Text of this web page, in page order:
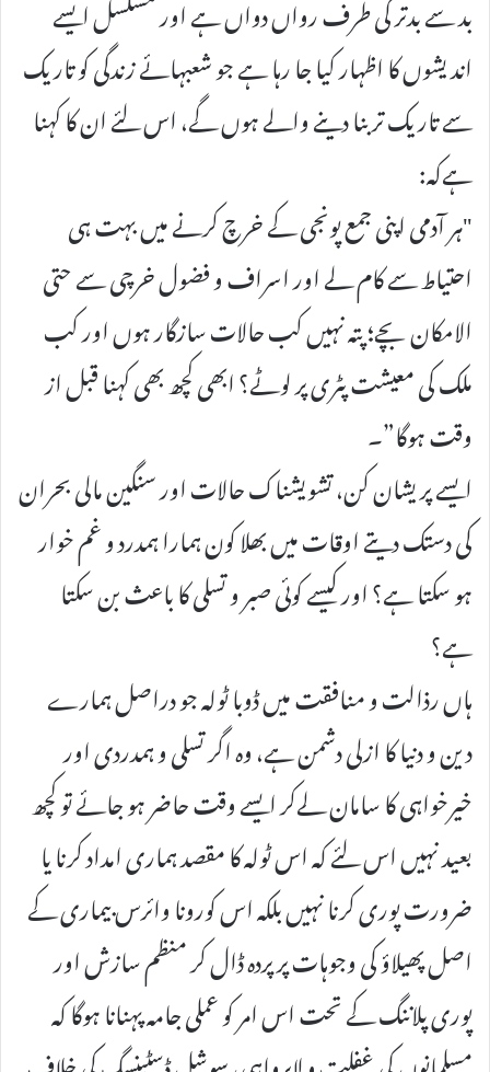
اندیشوں کا اظہار کیا جا رہا ہے جو شعبہائے زندگی کو تاریک
سے تاریک تر بنا دینے والے ہوں گے، اس لئے ان کا کہنا
ہےکہ:
"ہر آدمی اپنی جمع پونجی کے خرچ کرنے میں بہت ہی
احتیاط سے کام لے اور اسراف و فضول خرچی سے حتی
الامکان بچے؛ پتہ نہیں کب حالات سازگار ہوں اور کب
ملک کی معیشت پٹری پر لوٹے؟ ابھی کچھ بھی کہنا قبل از
وقت ہوگا”۔
ایسے پریشان کن، تشویشناک حالات اور سنگین مالی بحران
کی دستک دیتے اوقات میں بھلا کون ہمارا ہمدرد و غم خوار
ہو سکتا ہے؟ اور کیسے کوئی صبر و تسلی کا باعث بن سکتا
ہے؟
ہاں رذالت و منافقت میں ڈوبا ٹولہ جو دراصل ہمارے
دین و دنیا کا ازلی دشمن ہے، وہ اگر تسلی و ہمدردی اور
خیرخواہی کا سامان لےکر ایسے وقت حاضر ہو جائے تو کچھ
بعید نہیں اس لئے کہ اس ٹولہ کا مقصد ہماری امداد کرنا یا
ضرورت پوری کرنا نہیں بلکہ اس کورونا وائرس بیماری کے
اصل پھیلاؤ کی وجوہات پر پردہ ڈال کر منظم سازش اور
پوری پلاننگ کے تحت اس امر کو عملی جامہ پہنانا ہوگا کہ